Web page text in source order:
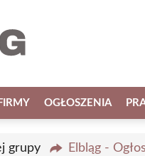
FIRMY OGŁOSZENIA
grupy Elbląg -